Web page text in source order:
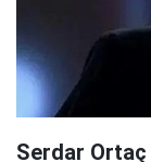
Serdar